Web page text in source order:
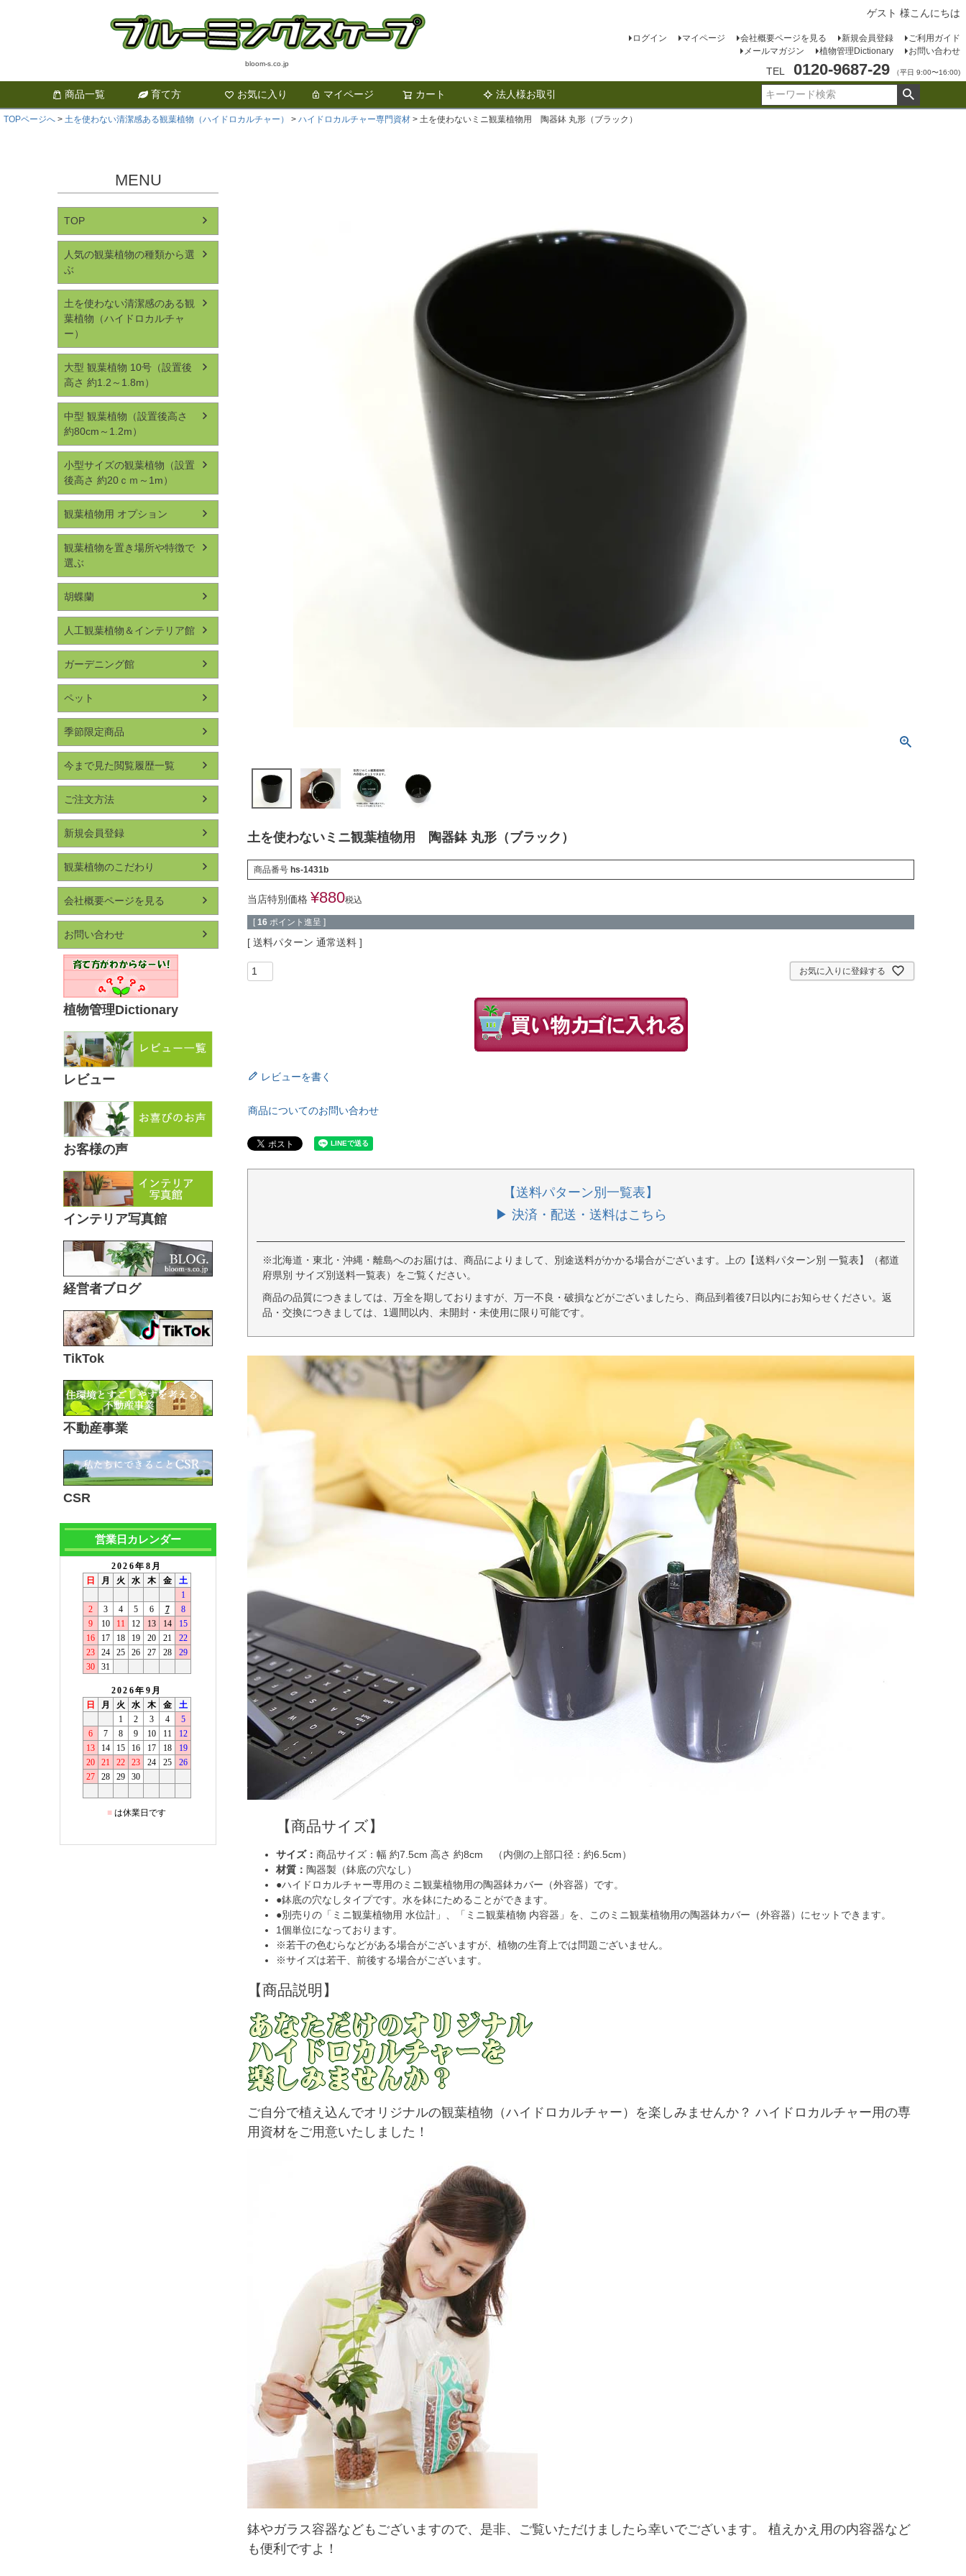
bloom-s.co.jp
ゲスト 様こんにちは
ログイン マイページ 会社概要ページを見る 新規会員登録
ご利用ガイド
メールマガジン
植物管理Dictionary お問い合わせ
TEL 0120-9687-29 （平日 9:00〜16:00)
商品一覧 育て方 お気に入り マイページ カート 法人様お取引
検索
TOPページへ 土を使わない清潔感ある観葉植物（ハイドロカルチャー） ハイドロカルチャー専門資材 土を使わないミニ観葉植物用 陶器鉢 丸形（ブラック）
MENU
TOP
人気の観葉植物の種類から選
ぶ
土を使わない清潔感のある観
葉植物（ハイドロカルチャ
ー）
大型 観葉植物 10号（設置後
高さ 約1.2～1.8m）
中型 観葉植物（設置後高さ
約80cm～1.2m）
小型サイズの観葉植物（設置
後高さ 約20ｃｍ～1m）
観葉植物用 オプション
観葉植物を置き場所や特徴で
選ぶ
胡蝶蘭
人工観葉植物＆インテリア館
ガーデニング館
ペット
季節限定商品
今まで見た閲覧履歴一覧
ご注文方法
新規会員登録
観葉植物のこだわり
会社概要ページを見る
お問い合わせ
植物管理Dictionary
レビュー
お客様の声
インテリア写真館
経営者ブログ
TikTok
不動産事業
CSR
営業日カレンダー
土を使わないミニ観葉植物用 陶器鉢 丸形（ブラック）
商品番号 hs-1431b
当店特別価格 ¥880税込
[ 16 ポイント進呈 ]
送料パターン 通常送料
お気に入りに登録する
レビューを書く
商品についてのお問い合わせ
【送料パターン別一覧表】
▶ 決済・配送・送料はこちら
※北海道・東北・沖縄・離島へのお届けは、商品によりまして、別途送料がかかる場合がございます。上の【送料パターン別 一覧表】（都道
府県別 サイズ別送料一覧表）をご覧ください。
商品の品質につきましては、万全を期しておりますが、万一不良・破損などがございましたら、商品到着後7日以内にお知らせください。返
品・交換につきましては、1週間以内、未開封・未使用に限り可能です。
【商品サイズ】
サイズ： 商品サイズ：幅 約7.5cm 高さ 約8cm （内側の上部口径：約6.5cm）
材質： 陶器製（鉢底の穴なし）
●ハイドロカルチャー専用のミニ観葉植物用の陶器鉢カバー（外容器）です。
●鉢底の穴なしタイプです。水を鉢にためることができます。
●別売りの「ミニ観葉植物用 水位計」、「ミニ観葉植物 内容器」を、このミニ観葉植物用の陶器鉢カバー（外容器）にセットできます。
1個単位になっております。
※若干の色むらなどがある場合がございますが、植物の生育上では問題ございません。
※サイズは若干、前後する場合がございます。
【商品説明】
ご自分で植え込んでオリジナルの観葉植物（ハイドロカルチャー）を楽しみませんか？ ハイドロカルチャー用の専
用資材をご用意いたしました！
鉢やガラス容器などもございますので、是非、ご覧いただけましたら幸いでございます。 植えかえ用の内容器など
も便利ですよ！